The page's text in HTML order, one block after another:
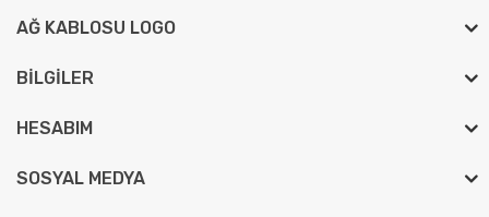
AĞ KABLOSU LOGO
BILGILER
HESABIM
SOSYAL MEDYA